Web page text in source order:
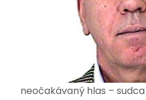
neočakávaný hlas –